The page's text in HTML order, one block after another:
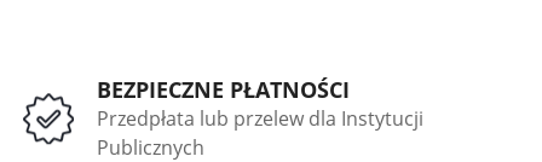
BEZPIECZNE PŁATNOŚCI
Przedpłata lub przelew dla Instytucji
Publicznych